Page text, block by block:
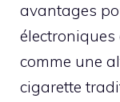
avantages
électroniques
comme une
cigarette